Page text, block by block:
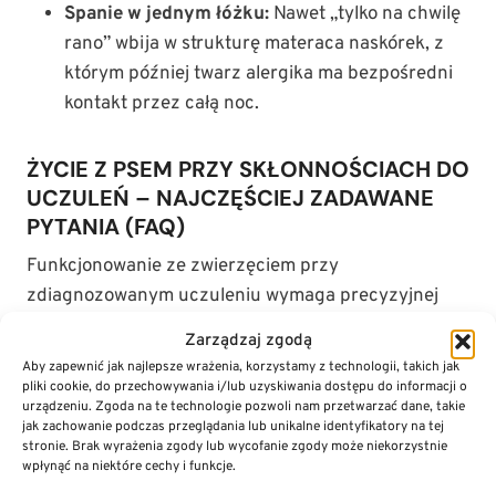
Zarządzaj zgodą
Aby zapewnić jak najlepsze wrażenia, korzystamy z technologii, takich jak
pliki cookie, do przechowywania i/lub uzyskiwania dostępu do informacji o
urządzeniu. Zgoda na te technologie pozwoli nam przetwarzać dane, takie
jak zachowanie podczas przeglądania lub unikalne identyfikatory na tej
stronie. Brak wyrażenia zgody lub wycofanie zgody może niekorzystnie
wpłynąć na niektóre cechy i funkcje.
Spanie w jednym łóżku: Nawet „tylko na chwilę
rano” wbija w strukturę materaca naskórek, z
którym później twarz alergika ma bezpośredni
kontakt przez całą noc.
ŻYCIE Z PSEM PRZY SKŁONNOŚCIACH DO
UCZULEŃ – NAJCZĘŚCIEJ ZADAWANE
PYTANIA (FAQ)
Funkcjonowanie ze zwierzęciem przy
zdiagnozowanym uczuleniu wymaga precyzyjnej
wiedzy. Zrozumienie mechanizmów roznoszenia się
białek ułatwia podejmowanie trafnych decyzji
organizacyjnych.
Czy kastracja wpływa na obniżenie produkcji
alergenów?